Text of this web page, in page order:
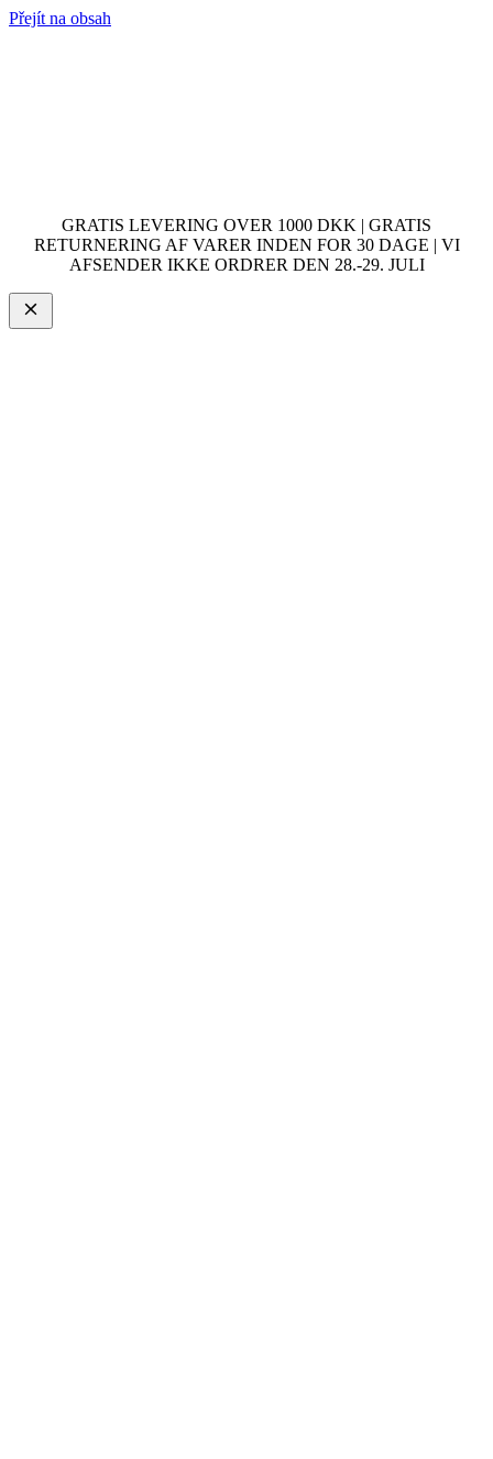
Přejít na obsah
GRATIS LEVERING OVER 1000 DKK | GRATIS
RETURNERING AF VARER INDEN FOR 30 DAGE | VI
AFSENDER IKKE ORDRER DEN 28.-29. JULI